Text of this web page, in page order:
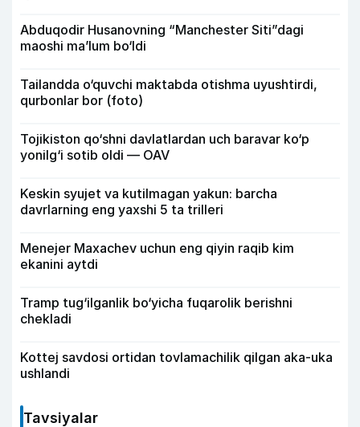
Abduqodir Husanovning “Manchester Siti”dagi
maoshi ma’lum bo‘ldi
Tailandda o‘quvchi maktabda otishma uyushtirdi,
qurbonlar bor (foto)
Tojikiston qo‘shni davlatlardan uch baravar ko‘p
yonilg‘i sotib oldi — OAV
Keskin syujet va kutilmagan yakun: barcha
davrlarning eng yaxshi 5 ta trilleri
Menejer Maxachev uchun eng qiyin raqib kim
ekanini aytdi
Tramp tug‘ilganlik bo‘yicha fuqarolik berishni
chekladi
Kottej savdosi ortidan tovlamachilik qilgan aka-uka
ushlandi
Tavsiyalar